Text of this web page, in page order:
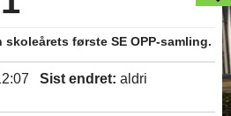
skoleårets første SE OPP-samling.
Sist endret: aldri